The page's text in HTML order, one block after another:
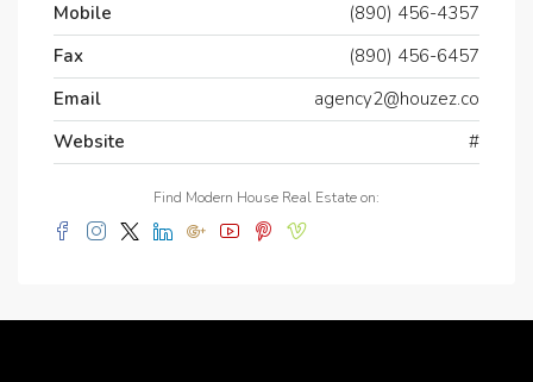
Mobile
(890) 456-4357
Fax
(890) 456-6457
Email
agency2@houzez.co
Website
#
Find Modern House Real Estate on: